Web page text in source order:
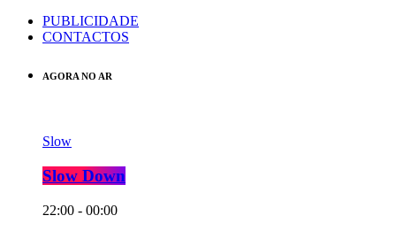
PUBLICIDADE
CONTACTOS
AGORA NO AR
Slow
Slow Down
22:00 - 00:00